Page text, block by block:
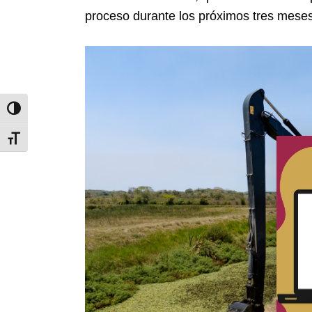
Toggle High Contrast
Toggle Font size
proceso durante los próximos tres